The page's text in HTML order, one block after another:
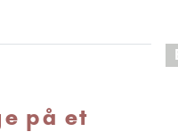
på et